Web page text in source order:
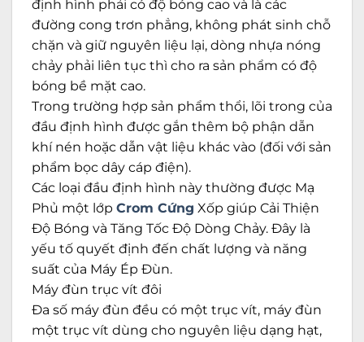
định hình phải có độ bóng cao và là các
đường cong trơn phẳng, không phát sinh chỗ
chặn và giữ nguyên liệu lại, dòng nhựa nóng
chảy phải liên tục thì cho ra sản phẩm có độ
bóng bề mặt cao.
Trong trường hợp sản phẩm thổi, lõi trong của
đầu định hình được gắn thêm bộ phận dẫn
khí nén hoặc dẫn vật liệu khác vào (đối với sản
phẩm bọc dây cáp điện).
Các loại đầu định hình này thường được Mạ
Phủ một lớp Crom Cứng Xốp giúp Cải Thiện
Độ Bóng và Tăng Tốc Độ Dòng Chảy. Đây là
yếu tố quyết định đến chất lượng và năng
suất của Máy Ép Đùn.
Máy đùn trục vít đôi
Đa số máy đùn đều có một trục vít, máy đùn
một trục vít dùng cho nguyên liệu dạng hạt,